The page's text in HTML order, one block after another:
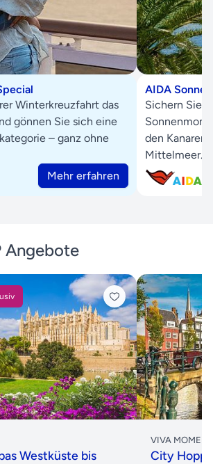
Winterkreuzfahrt das
gönnen Sie sich eine
– ganz ohne
Mehr erfahren
AIDA Sonne
Sichern Sie
den Kanaren
Mittelmeer.
Angebote
Westküste bis
VIVA
City